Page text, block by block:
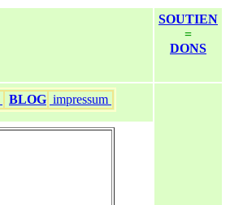
SOUTIEN
=
DONS
BLOG impressum